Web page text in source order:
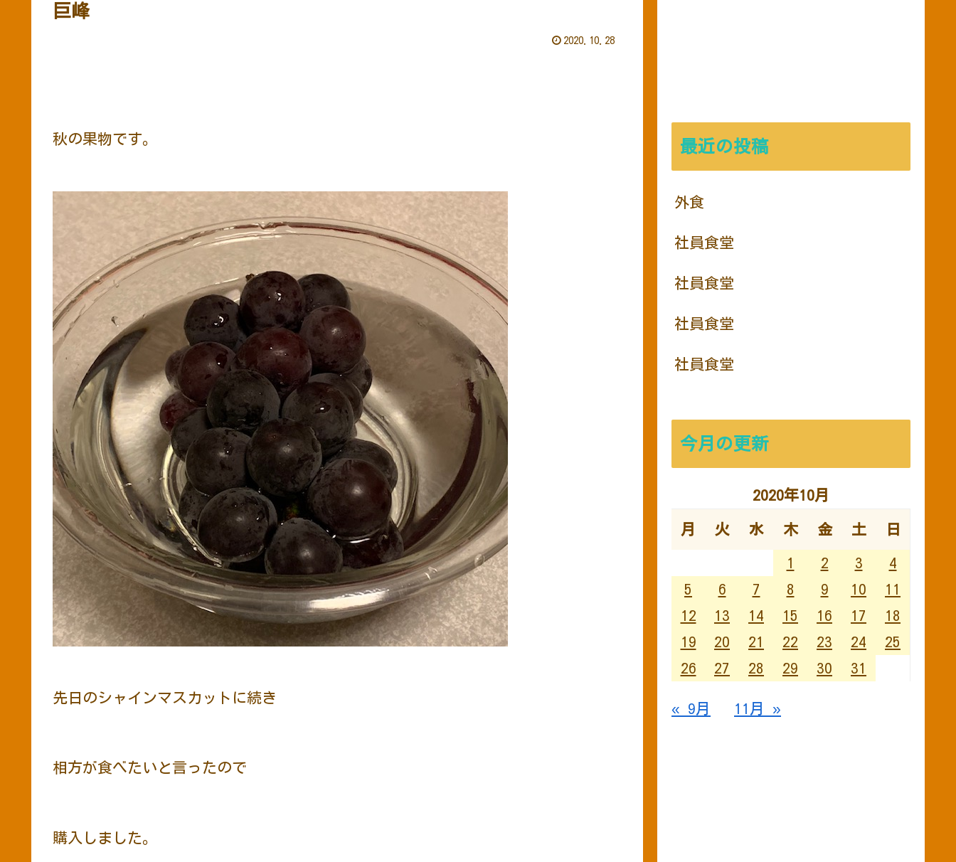
巨峰
2020.10.28
秋の果物です。
先日のシャインマスカットに続き
相方が食べたいと言ったので
購入しました。
最近の投稿
外食
社員食堂
社員食堂
社員食堂
社員食堂
今月の更新
2020年10月
月 火 水 木 金 土 日
1 2 3
4
5
6 7 8 9 10
11
12
13 14 15 16 17
18
19
20 21 22 23 24
25
26
27 28 29 30 31
« 9月 11月 »